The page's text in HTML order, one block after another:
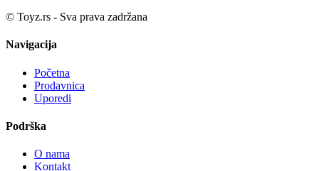
© Toyz.rs - Sva prava zadržana
Navigacija
Početna
Prodavnica
Uporedi
Podrška
O nama
Kontakt